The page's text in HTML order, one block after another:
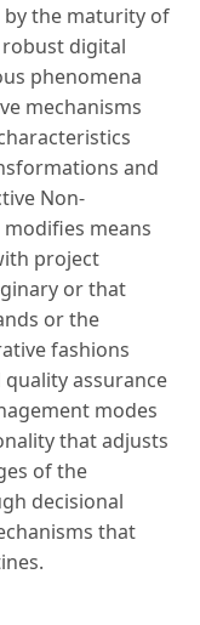
the maturity of
digital
phenomena
mechanisms
and
Non-
means
project
or that
or the
fashions
assurance
modes
that adjusts
of the
decisional
that